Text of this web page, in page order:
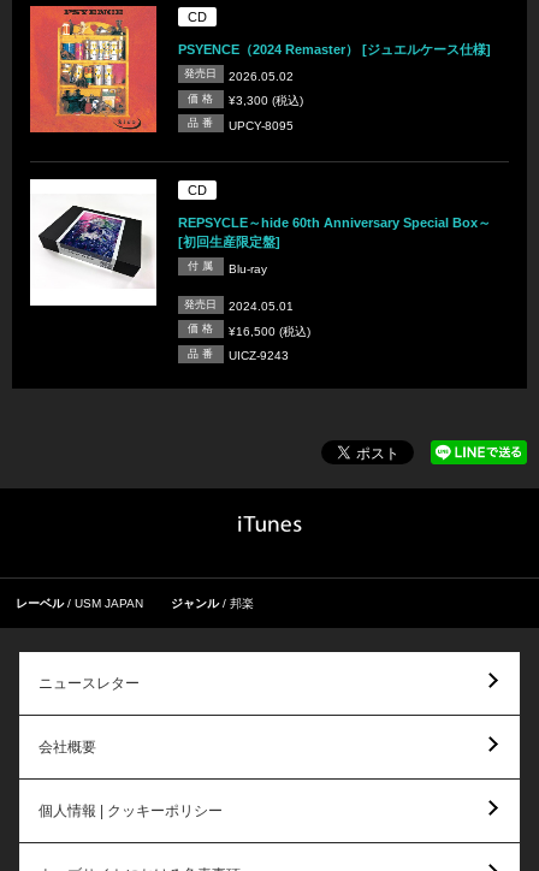
CD
PSYENCE（2024 Remaster） [ジュエルケース仕様]
発売日 2026.05.02
価 格 ¥3,300 (税込)
品 番 UPCY-8095
CD
REPSYCLE～hide 60th Anniversary Special Box～
[初回生産限定盤]
付 属 Blu-ray
発売日 2024.05.01
価 格 ¥16,500 (税込)
品 番 UICZ-9243
レーベル USM JAPAN ジャンル 邦楽
ニュースレター
会社概要
個人情報 | クッキーポリシー